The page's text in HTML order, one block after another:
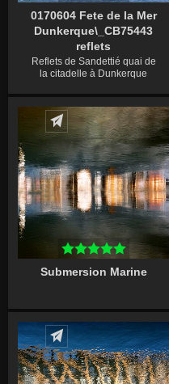
0170604 Fete de la Mer
Dunkerque\_CB75443
reflets
Reflets de Sandettié quai de
la citadelle à Dunkerque
Écrire un commentaire
Submersion Marine
Écrire un commentaire